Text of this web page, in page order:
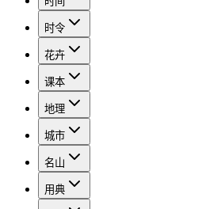
时令
花卉
课本
地理
城市
名山
用典